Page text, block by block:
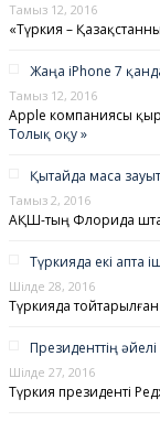
Тамыз 12, 2016
«Түркия –
Жаңа iPhone 7
Тамыз 12, 2016
Apple компаниясы
Толық оқу »
Қытайда маса
Тамыз 2, 2016
АҚШ-тың Флорида
Түркияда екі апта
Шілде 28, 2016
Түркияда тойтарылған
Президенттің
Шілде 27, 2016
Түркия президенті